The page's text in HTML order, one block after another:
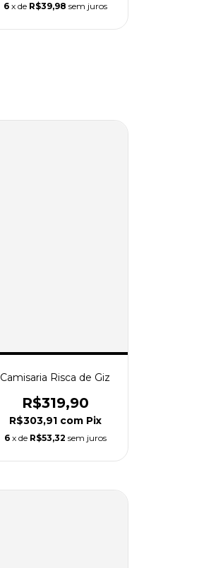
6 x de R$39,98 sem juros
Camisaria Risca de Giz
R$319,90
R$303,91 com Pix
6 x de R$53,32 sem juros